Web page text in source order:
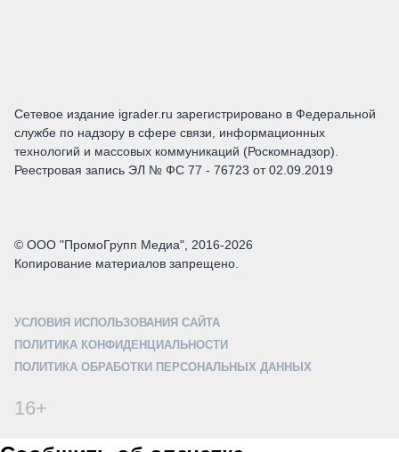
Сетевое издание igrader.ru зарегистрировано в Федеральной
службе по надзору в сфере связи, информационных
технологий и массовых коммуникаций (Роскомнадзор).
Реестровая запись ЭЛ № ФС 77 - 76723 от 02.09.2019
© ООО "ПромоГрупп Медиа", 2016-2026
Копирование материалов запрещено.
УСЛОВИЯ ИСПОЛЬЗОВАНИЯ САЙТА
ПОЛИТИКА КОНФИДЕНЦИАЛЬНОСТИ
ПОЛИТИКА ОБРАБОТКИ ПЕРСОНАЛЬНЫХ ДАННЫХ
16+